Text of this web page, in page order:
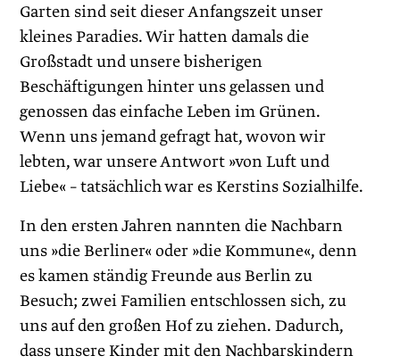
Garten sind seit dieser Anfangszeit unser
kleines Paradies. Wir hatten damals die
Großstadt und unsere bisherigen
Beschäftigungen hinter uns gelassen und
genossen das einfache Leben im Grünen.
Wenn uns jemand gefragt hat, wovon wir
lebten, war unsere Antwort »von Luft und
Liebe« – tatsächlich war es Kerstins Sozialhilfe.
In den ersten Jahren nannten die Nachbarn
uns »die Berliner« oder »die Kommune«, denn
es kamen ständig Freunde aus Berlin zu
Besuch; zwei Familien entschlossen sich, zu
uns auf den großen Hof zu ziehen. Dadurch,
dass unsere Kinder mit den Nachbarskindern